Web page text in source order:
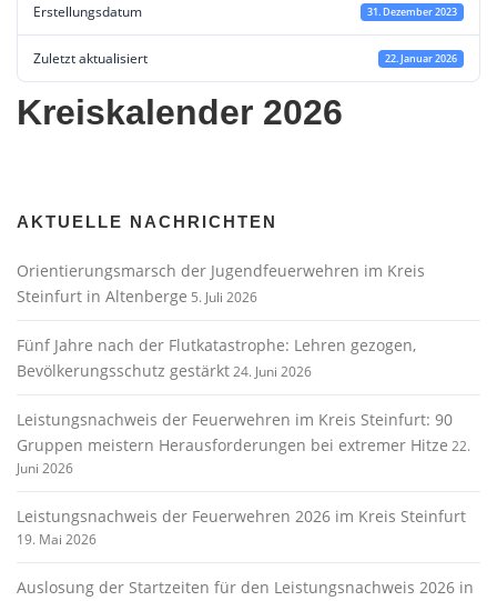
Erstellungsdatum 31. Dezember 2023
Zuletzt aktualisiert 22. Januar 2026
Kreiskalender 2026
AKTUELLE NACHRICHTEN
Orientierungsmarsch der Jugendfeuerwehren im Kreis
Steinfurt in Altenberge 5. Juli 2026
Fünf Jahre nach der Flutkatastrophe: Lehren gezogen,
Bevölkerungsschutz gestärkt24. Juni 2026
Leistungsnachweis der Feuerwehren im Kreis Steinfurt: 90
Gruppen meistern Herausforderungen bei extremer Hitze 22.
Juni 2026
Leistungsnachweis der Feuerwehren 2026 im Kreis Steinfurt
19. Mai 2026
Auslosung der Startzeiten für den Leistungsnachweis 2026 in